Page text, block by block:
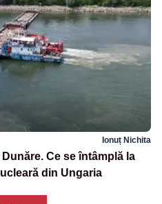
Ionuț Nichita
Ce se întâmplă la
din Ungaria